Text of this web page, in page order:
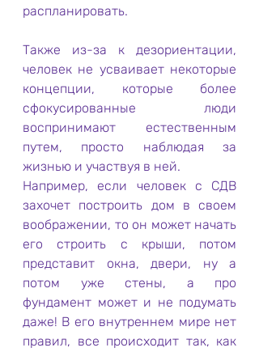
распланировать.
Также из-за к дезориентации,
человек не усваивает некоторые
концепции, которые более
сфокусированные люди
воспринимают естественным
путем, просто наблюдая за
жизнью и участвуя в ней.
Например, если человек с СДВ
захочет построить дом в своем
воображении, то он может начать
его строить с крыши, потом
представит окна, двери, ну а
потом уже стены, а про
фундамент может и не подумать
даже! В его внутреннем мире нет
правил, все происходит так, как